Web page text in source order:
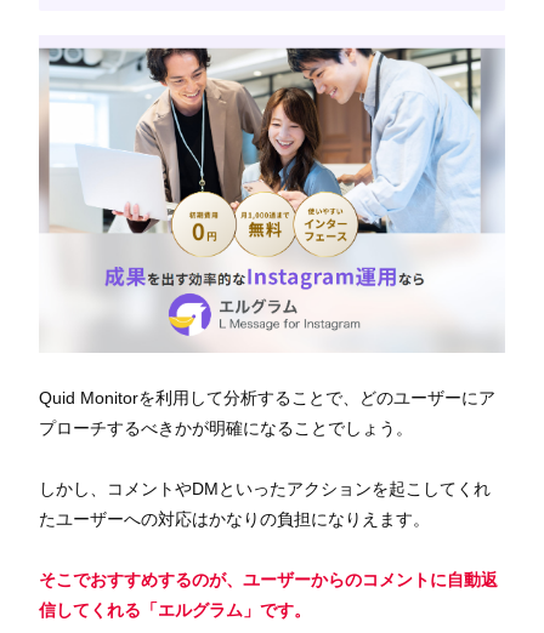
Quid Monitorを利用して分析することで、どのユーザーにア
プローチするべきかが明確になることでしょう。
しかし、コメントやDMといったアクションを起こしてくれ
たユーザーへの対応はかなりの負担になりえます。
そこでおすすめするのが、 ユーザーからのコメントに自動返
信してくれる「エルグラム」 です。